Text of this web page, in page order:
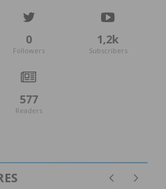
0
Followers
1,2k
Subscribers
577
Readers